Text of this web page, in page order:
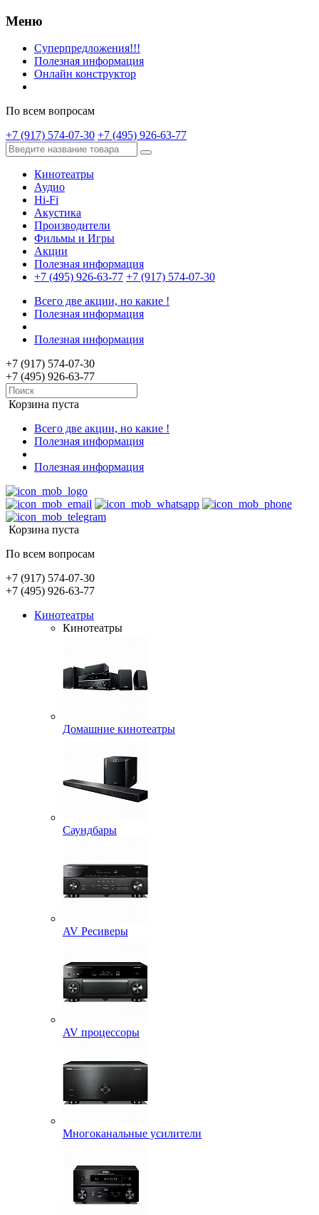
Меню
Суперпредложения!!!
Полезная информация
Онлайн конструктор
По всем вопросам
+7 (917) 574-07-30 +7 (495) 926-63-77
Кинотеатры
Аудио
Hi-Fi
Акустика
Производители
Фильмы и Игры
Акции
Полезная информация
+7 (495) 926-63-77 +7 (917) 574-07-30
Всего две акции, но какие !
Полезная информация
Полезная информация
+7 (917) 574-07-30
+7 (495) 926-63-77
Корзина пуста
Всего две акции, но какие !
Полезная информация
Полезная информация
Корзина пуста
По всем вопросам
+7 (917) 574-07-30
+7 (495) 926-63-77
Кинотеатры
Кинотеатры
Домашние кинотеатры
Саундбары
AV Ресиверы
AV процессоры
Многоканальные усилители